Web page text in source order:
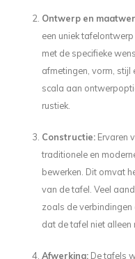
Ontwerp en
een uniek
met de specifieke
afmetingen, vorm, stijl
scala aan
rustiek.
Constructie: Ervaren
traditionele en
bewerken. Dit omvat
van de tafel. Veel
zoals de verbindingen
dat de tafel niet alleen
Afwerking: De tafels